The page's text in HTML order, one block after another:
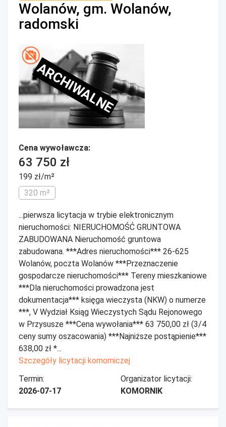
Wolanów, gm. Wolanów,
radomski
ARCHIWALNE
Cena wywoławcza:
63 750 zł
199 zł/m²
320 m²
...pierwsza licytacja w trybie elektronicznym
nieruchomości: NIERUCHOMOŚĆ GRUNTOWA
ZABUDOWANA Nieruchomość gruntowa
zabudowana. ***Adres nieruchomości*** 26-625
Wolanów, poczta Wolanów ***Przeznaczenie
gospodarcze nieruchomości*** Tereny mieszkaniowe
***Dla nieruchomości prowadzona jest
dokumentacja*** księga wieczysta (NKW) o numerze
***, V Wydział Ksiąg Wieczystych Sądu Rejonowego
w Przysusze ***Cena wywołania*** 63 750,00 zł (3/4
ceny sumy oszacowania) ***Najniższe postąpienie***
638,00 zł *...
Szczegóły licytacji komorniczej
Termin:
2026-07-17
Organizator licytacji:
KOMORNIK